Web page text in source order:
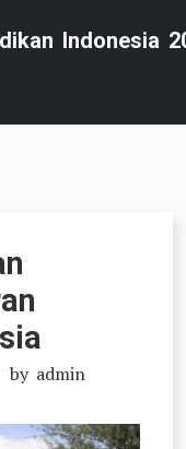
Indonesia
by admin